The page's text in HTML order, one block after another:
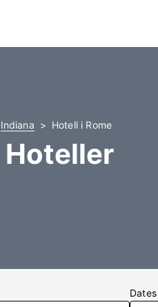
Indiana Hotell i Rome
Hoteller
Dates